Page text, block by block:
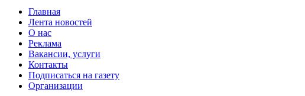
Главная
Лента новостей
О нас
Реклама
Вакансии, услуги
Контакты
Подписаться на газету
Организации